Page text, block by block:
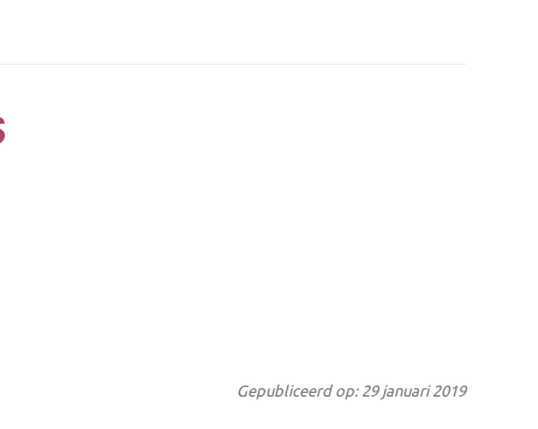
Gepubliceerd op: 29 januari 2019